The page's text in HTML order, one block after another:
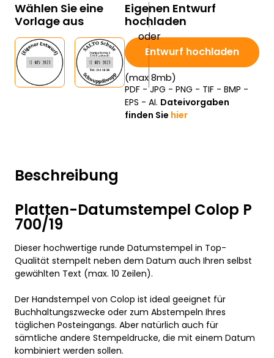
Beschreibung
Platten-Datumstempel Colop P
700/19
Dieser hochwertige runde Datumstempel in Top-
Qualität stempelt neben dem Datum auch Ihren selbst
gewählten Text (max. 10 Zeilen).
Der Handstempel von Colop ist ideal geeignet für
Buchhaltungszwecke oder zum Abstempeln Ihres
täglichen Posteingangs. Aber natürlich auch für
sämtliche andere Stempeldrucke, die mit einem Datum
kombiniert werden sollen.
Wählen Sie eine
Vorlage aus
Eigenen Entwurf
hochladen
Entwurf hochladen
(max 8mb)
PDF - JPG - PNG - TIF - BMP -
EPS - AI. Dateivorgaben
finden Sie hier